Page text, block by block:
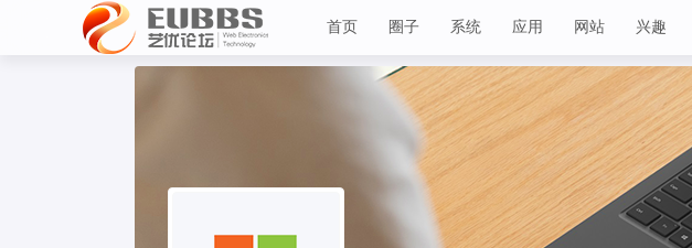
首页 圈子 系统 应用 网站 兴趣